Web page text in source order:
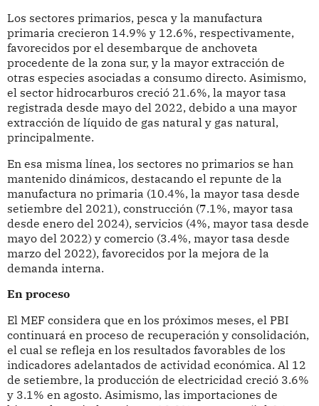
Los sectores primarios, pesca y la manufactura
primaria crecieron 14.9% y 12.6%, respectivamente,
favorecidos por el desembarque de anchoveta
procedente de la zona sur, y la mayor extracción de
otras especies asociadas a consumo directo. Asimismo,
el sector hidrocarburos creció 21.6%, la mayor tasa
registrada desde mayo del 2022, debido a una mayor
extracción de líquido de gas natural y gas natural,
principalmente.
En esa misma línea, los sectores no primarios se han
mantenido dinámicos, destacando el repunte de la
manufactura no primaria (10.4%, la mayor tasa desde
setiembre del 2021), construcción (7.1%, mayor tasa
desde enero del 2024), servicios (4%, mayor tasa desde
mayo del 2022) y comercio (3.4%, mayor tasa desde
marzo del 2022), favorecidos por la mejora de la
demanda interna.
En proceso
El MEF considera que en los próximos meses, el PBI
continuará en proceso de recuperación y consolidación,
el cual se refleja en los resultados favorables de los
indicadores adelantados de actividad económica. Al 12
de setiembre, la producción de electricidad creció 3.6%
y 3.1% en agosto. Asimismo, las importaciones de